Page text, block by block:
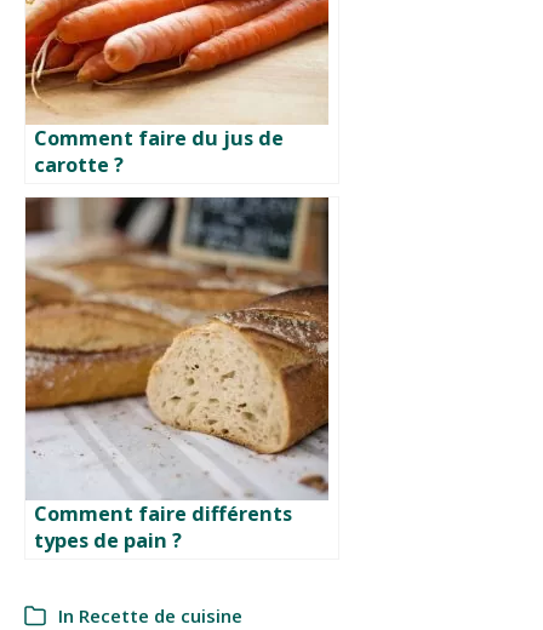
Comment faire du jus de
carotte ?
Comment faire différents
types de pain ?
In Recette de cuisine